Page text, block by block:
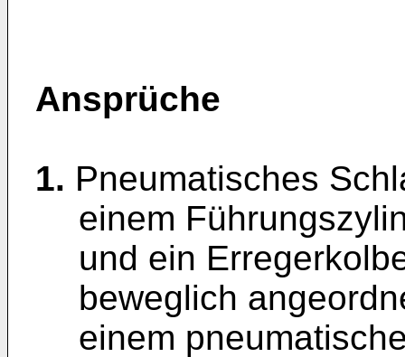
Ansprüche
1. Pneumatisches
einem
und ein
beweglich
einem